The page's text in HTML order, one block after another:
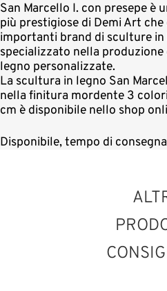
San Marcello I. con presepe è
più prestigiose di Demi Art che
importanti brand di sculture in
specializzato nella
legno personalizzate.
La scultura in legno San
nella finitura mordente 3
cm è disponibile nello shop
Disponibile, tempo di